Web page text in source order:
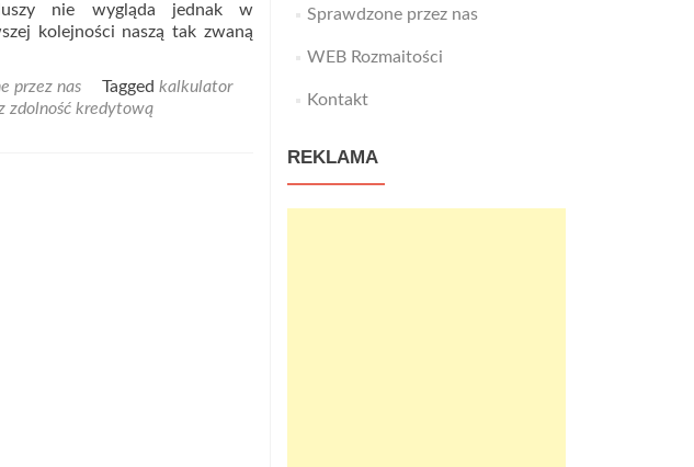
nie wygląda jednak w
kolejności naszą tak zwaną
przez nas Tagged kalkulator
zdolność kredytową
Sprawdzone przez nas
WEB Rozmaitości
Kontakt
REKLAMA